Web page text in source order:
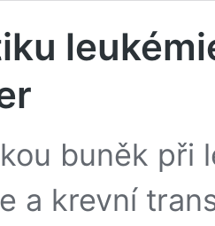
buněk při
a krevní